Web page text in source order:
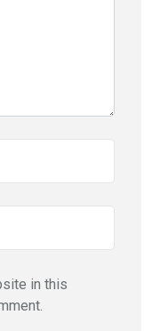
in this